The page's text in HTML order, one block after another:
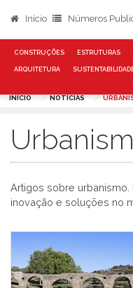
Início Números
CONSTRUÇÕES ESTRUTURAS
ARQUITETURA
INÍCIO NOTÍCIAS
Artigos sobre urbanismo.
inovação e soluções no